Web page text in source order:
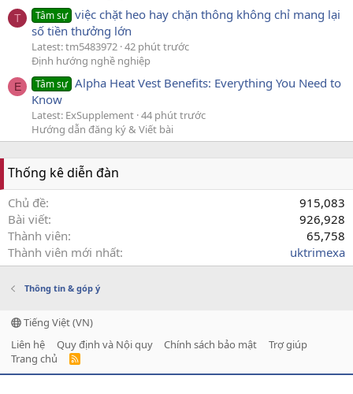
T Tâm sự việc chặt heo hay chặn thông không chỉ mang lại
số tiền thưởng lớn
Latest: tm5483972 42 phút trước
Định hướng nghề nghiệp
E Tâm sự Alpha Heat Vest Benefits: Everything You Need to
Know
Latest: ExSupplement 44 phút trước
Hướng dẫn đăng ký & Viết bài
Thống kê diễn đàn
Chủ đề
915,083
Bài viết
926,928
Thành viên
65,758
Thành viên mới nhất
uktrimexa
Thông tin & góp ý
Tiếng Việt (VN)
Liên hệ
Quy định và Nội quy Chính sách bảo mật
Trợ giúp
Trang chủ
R